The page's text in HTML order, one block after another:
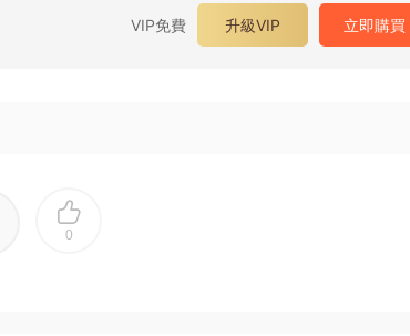
VIP免費 升級VIP 立即購買
0